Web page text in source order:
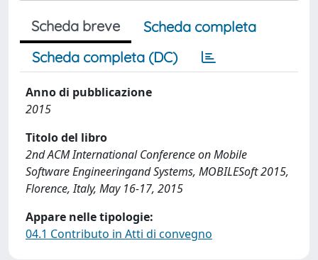
Scheda breve
Scheda completa
Scheda completa (DC)
Anno di pubblicazione
2015
Titolo del libro
2nd ACM International Conference on Mobile
Software Engineeringand Systems, MOBILESoft 2015,
Florence, Italy, May 16-17, 2015
Appare nelle tipologie:
04.1 Contributo in Atti di convegno